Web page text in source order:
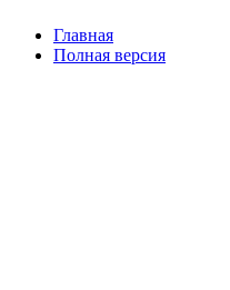
Главная
Полная версия